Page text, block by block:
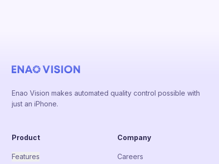
Enao Vision makes automated quality control possible with
just an iPhone.
Product
Features
Company
Careers